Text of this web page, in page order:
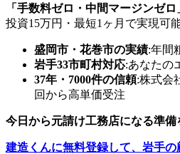
「手数料ゼロ・中間マージンゼ
投資15万円・最短1ヶ月で実現可能
盛岡市・花巻市の実績:年間
岩手33市町村対応:あなたの
37年・7000件の信頼:株式会
回から高単価受注
今日から元請け工務店になる準備
建造くんに無料登録して、岩手